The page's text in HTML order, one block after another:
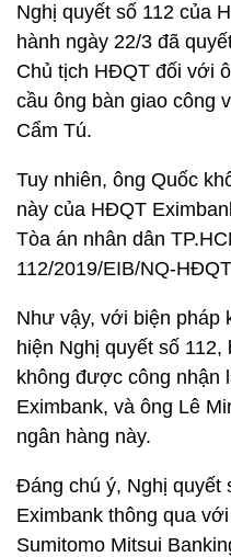
Nghị quyết số 112 của
hành ngày 22/3 đã
Chủ tịch HĐQT đối với
cầu ông bàn giao công
Cẩm Tú.
Tuy nhiên, ông Quốc
này của HĐQT
Tòa án nhân dân
112/2019/EIB/NQ-
Như vậy, với biện pháp
hiện Nghị quyết số
không được công nhận
Eximbank, và ông Lê
ngân hàng này.
Đáng chú ý, Nghị quyết
Eximbank thông qua
Sumitomo Mitsui